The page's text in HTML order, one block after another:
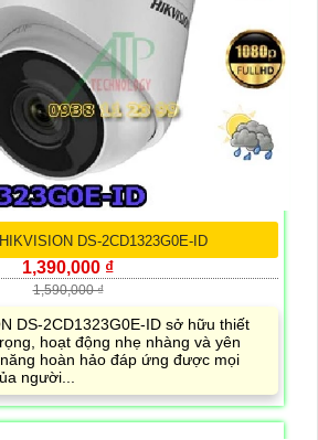
DS-2CD1323G0E-ID
1,390,000 ₫
1,590,000 ₫
DS-2CD1323G0E-ID sở hữu thiết
hoạt động nhẹ nhàng và yên
hoàn hảo đáp ứng được mọi
người...